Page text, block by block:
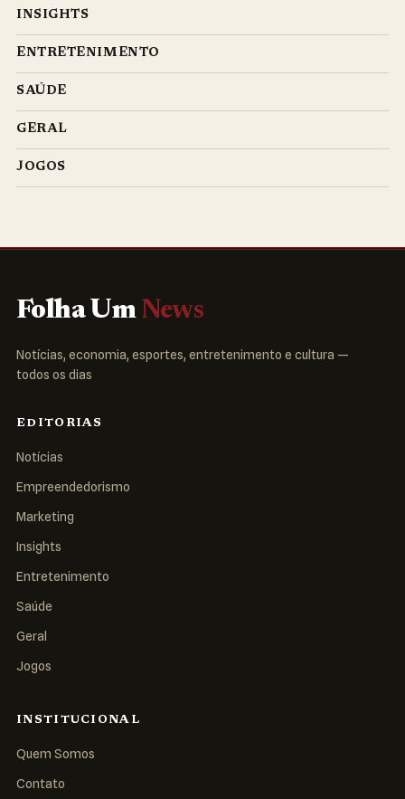
INSIGHTS
ENTRETENIMENTO
SAÚDE
GERAL
JOGOS
Folha Um News
Notícias, economia, esportes, entretenimento e cultura —
todos os dias
EDITORIAS
Notícias
Empreendedorismo
Marketing
Insights
Entretenimento
Saúde
Geral
Jogos
INSTITUCIONAL
Quem Somos
Contato